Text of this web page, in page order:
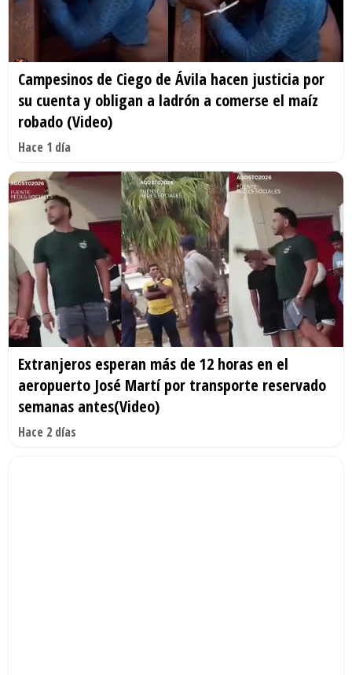
Campesinos de Ciego de Ávila hacen justicia por
su cuenta y obligan a ladrón a comerse el maíz
robado (Video)
Hace 1 día
Extranjeros esperan más de 12 horas en el
aeropuerto José Martí por transporte reservado
semanas antes(Video)
Hace 2 días